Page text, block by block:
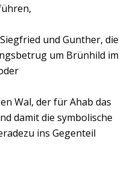
und Gunther, die
um Brünhild im
Wal, der für Ahab das
damit die symbolische
ins Gegenteil